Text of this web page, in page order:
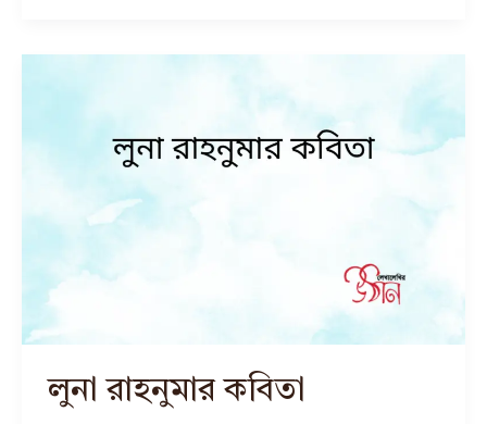
লুনা রাহনুমার কবিতা